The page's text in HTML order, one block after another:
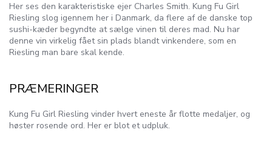
Her ses den karakteristiske ejer Charles Smith. Kung Fu Girl
Riesling slog igennem her i Danmark, da flere af de danske top
sushi-kæder begyndte at sælge vinen til deres mad. Nu har
denne vin virkelig fået sin plads blandt vinkendere, som en
Riesling man bare skal kende.
PRÆMERINGER
Kung Fu Girl Riesling vinder hvert eneste år flotte medaljer, og
høster rosende ord. Her er blot et udpluk.